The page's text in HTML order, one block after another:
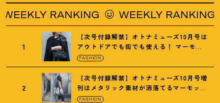
WEEKLY RANKING WEEKLY
1
【次号付録解禁】オトナミューズ10月号は
アウトドアでも街でも使える ！ マーモッ
トの黒ショルダー
FASHION
2
【次号付録解禁】オトナミューズ10月号増
刊はメタリック素材が洒落てるマーモット
の保冷バッグ
FASHION